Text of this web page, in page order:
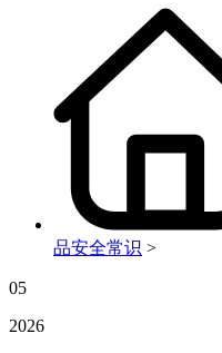
品安全常识 >
05
2026